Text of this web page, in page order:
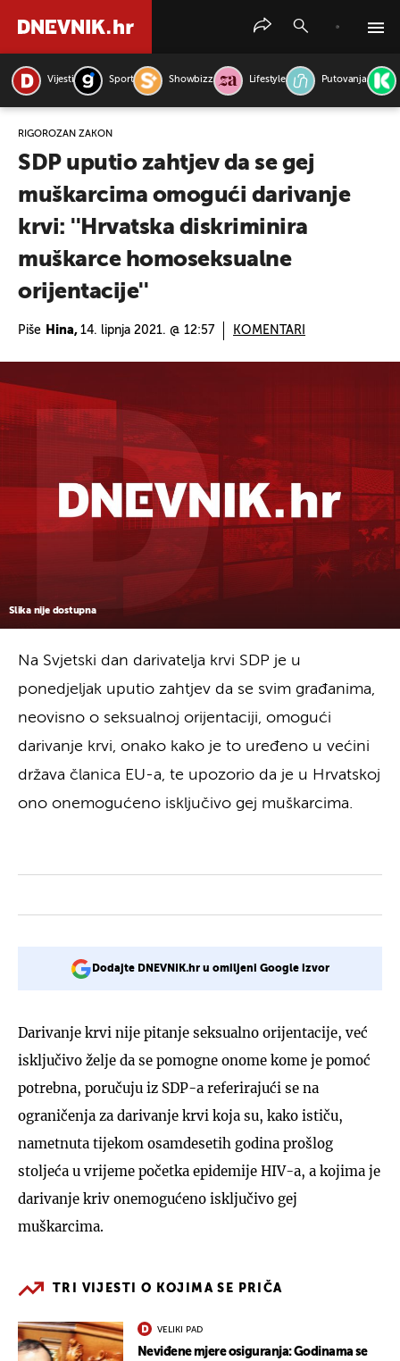
Vijesti Sport Showbizz Lifestyle Putovanja
RIGOROZAN ZAKON
SDP uputio zahtjev da se gej
muškarcima omogući darivanje
krvi: ''Hrvatska diskriminira
muškarce homoseksualne
orijentacije''
Piše Hina, 14. lipnja 2021. @ 12:57 KOMENTARI
Slika nije dostupna
Na Svjetski dan darivatelja krvi SDP je u
ponedjeljak uputio zahtjev da se svim građanima,
neovisno o seksualnoj orijentaciji, omogući
darivanje krvi, onako kako je to uređeno u većini
država članica EU-a, te upozorio da je u Hrvatskoj
ono onemogućeno isključivo gej muškarcima.
Dodajte DNEVNIK.hr u omiljeni Google izvor
Darivanje krvi nije pitanje seksualno orijentacije, već
isključivo želje da se pomogne onome kome je pomoć
potrebna, poručuju iz SDP-a referirajući se na
ograničenja za darivanje krvi koja su, kako ističu,
nametnuta tijekom osamdesetih godina prošlog
stoljeća u vrijeme početka epidemije HIV-a, a kojima je
darivanje kriv onemogućeno isključivo gej
muškarcima.
TRI VIJESTI O KOJIMA SE PRIČA
VELIKI PAD
Neviđene mjere osiguranja: Godinama se
PRETRAŽITE VIJESTI